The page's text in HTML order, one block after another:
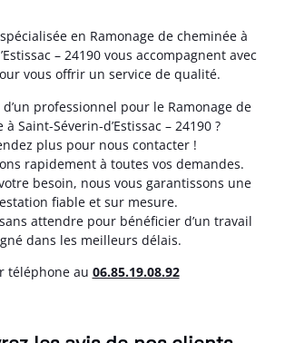
en Ramonage de cheminée à
– 24190 vous accompagnent avec
vous offrir un service de qualité.
professionnel pour le Ramonage de
Saint-Séverin-d’Estissac – 24190 ?
plus pour nous contacter !
rapidement à toutes vos demandes.
besoin, nous vous garantissons une
fiable et sur mesure.
attendre pour bénéficier d’un travail
dans les meilleurs délais.
téléphone au 06.85.19.08.92